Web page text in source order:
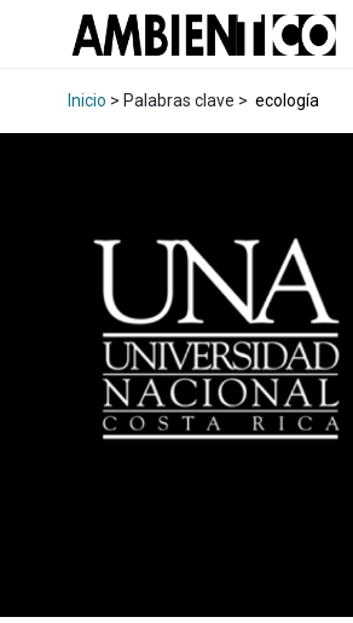
Inicio > Palabras clave > ecología